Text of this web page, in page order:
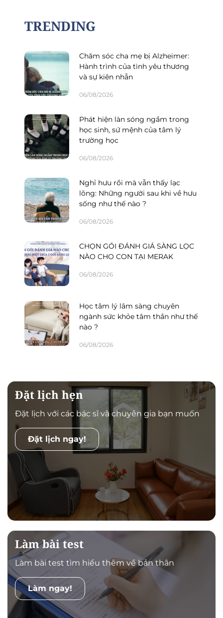
TRENDING
Chăm sóc cha mẹ bị Alzheimer:
Hành trình của tình yêu thương
và sự kiên nhẫn
06/08/2026
Phát hiện làn sóng ngầm trong
học sinh, sứ mệnh của tâm lý
trường học
06/08/2026
Nghỉ hưu rồi mà vẫn thấy lạc
lõng: Những người sau khi về hưu
sống như thế nào ?
06/08/2026
CHỌN GÓI ĐÁNH GIÁ SÀNG LỌC
NÀO CHO CON TẠI MERAK
06/08/2026
Học tâm lý lâm sàng chuyên
ngành sức khỏe tâm thần như thế
nào ?
06/08/2026
Đặt lịch hẹn
Đặt lịch với các bác sĩ và chuyên gia bạn muốn
Đặt lịch ngay!
Làm bài test
Làm bài test tìm hiểu thêm về bản thân
Làm ngay!